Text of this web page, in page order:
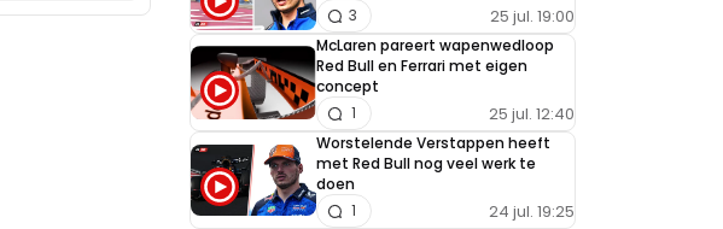
25 jul. 19:00
3
McLaren pareert wapenwedloop
Red Bull en Ferrari met eigen
concept
25 jul. 12:40
1
Worstelende Verstappen heeft
met Red Bull nog veel werk te
doen
24 jul. 19:25
1